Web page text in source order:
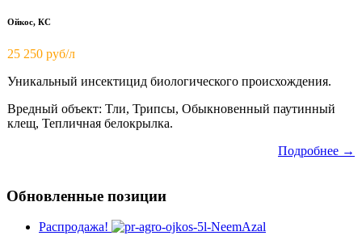
Ойкос, КС
25 250 руб/л
Уникальный инсектицид биологического происхождения.
Вредный объект: Тли, Трипсы, Обыкновенный паутинный
клещ, Тепличная белокрылка.
Подробнее →
Обновленные позиции
Распродажа!